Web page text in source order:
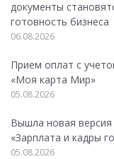
документы
готовность бизнеса
06.08.2026
Прием оплат с
«Моя карта Мир»
05.08.2026
Вышла новая версия
«Зарплата и кадры
05.08.2026